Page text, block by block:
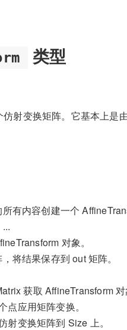
类型
射变换矩阵。它基本上是
有内容创建一个
对象。
将结果保存到 out 矩阵。
获取 AffineTransform
点应用矩阵变换。
射变换矩阵到 Size 上。